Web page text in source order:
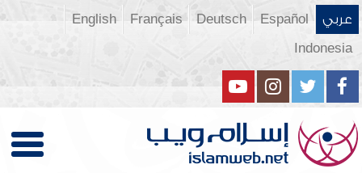
عربي Español
Deutsch
Français
English
Indonesia